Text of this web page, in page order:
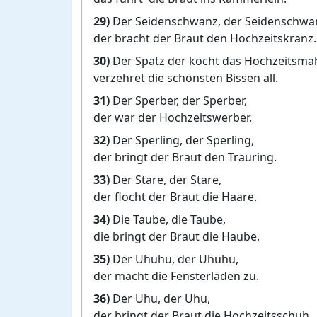
29) Der Seidenschwanz, der
der bracht der Braut den Hochzeitskranz.
30) Der Spatz der kocht das
verzehret die schönsten Bissen all.
31) Der Sperber, der Sperber,
der war der Hochzeitswerber.
32) Der Sperling, der Sperling,
der bringt der Braut den Trauring.
33) Der Stare, der Stare,
der flocht der Braut die Haare.
34) Die Taube, die Taube,
die bringt der Braut die Haube.
35) Der Uhuhu, der Uhuhu,
der macht die Fensterläden zu.
36) Der Uhu, der Uhu,